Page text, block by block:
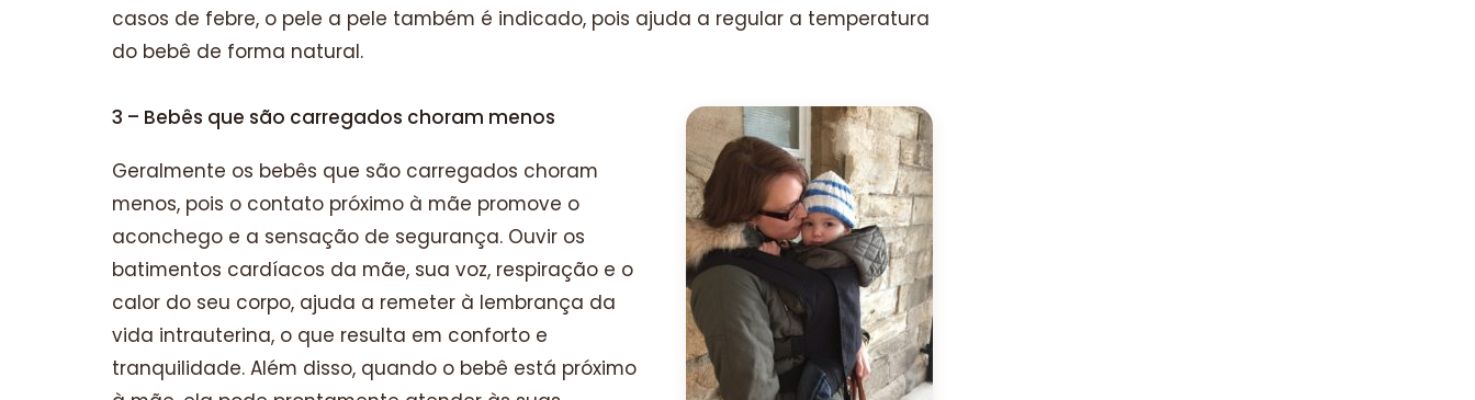
casos de febre, o pele a pele também é indicado, pois ajuda a regular a temperatura
do bebê de forma natural.
3 – Bebês que são carregados choram menos
Geralmente os bebês que são carregados choram
menos, pois o contato próximo à mãe promove o
aconchego e a sensação de segurança. Ouvir os
batimentos cardíacos da mãe, sua voz, respiração e o
calor do seu corpo, ajuda a remeter à lembrança da
vida intra­uterina, o que resulta em conforto e
tranquilidade. Além disso, quando o bebê está próximo